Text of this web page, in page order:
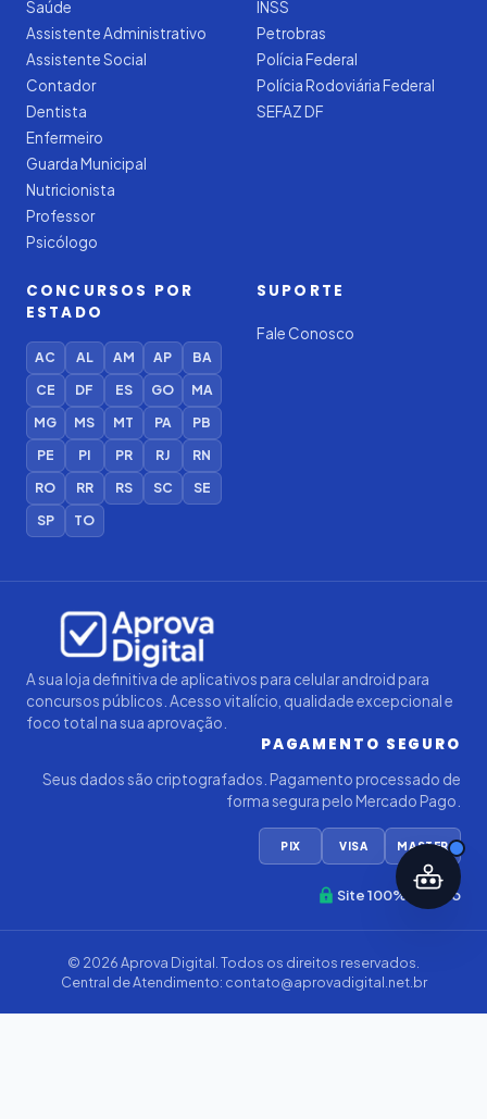
Saúde
Assistente Administrativo
Assistente Social
Contador
Dentista
Enfermeiro
Guarda Municipal
Nutricionista
Professor
Psicólogo
INSS
Petrobras
Polícia Federal
Polícia Rodoviária Federal
SEFAZ DF
CONCURSOS POR
ESTADO
AC AL AM AP
BA
CE
DF ES GO
MA
MG
MS MT PA
PB
PE
PI PR RJ
RN
RO
RR RS SC
SE
SP
TO
SUPORTE
Fale Conosco
A sua loja definitiva de aplicativos para celular android para
concursos públicos. Acesso vitalício, qualidade excepcional e
foco total na sua aprovação.
PAGAMENTO SEGURO
Seus dados são criptografados. Pagamento processado de
forma segura pelo Mercado Pago.
PIX VISA MASTER
Site 100% Seguro
© 2026Aprova Digital . Todos os direitos reservados.
Central de Atendimento: contato@aprovadigital.net.br